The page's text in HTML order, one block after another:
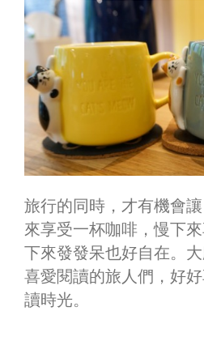
旅行的同時，才有機會
來享受一杯咖啡，慢下
下來發發呆也好自在。
喜愛閱讀的旅人們，好
讀時光。